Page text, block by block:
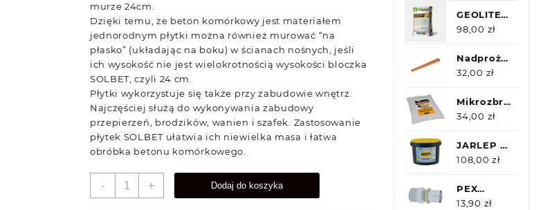
murze 24cm.
Dzięki temu, że beton komórkowy jest materiałem
jednorodnym płytki można również murować “na
płasko” (układając na boku) w ścianach nośnych, jeśli
ich wysokość nie jest wielokrotnością wysokości bloczka
SOLBET, czyli 24 cm.
Płytki wykorzystuje się także przy zabudowie wnętrz.
Najczęściej służą do wykonywania zabudowy
przepierzeń, brodzików, wanien i szafek. Zastosowanie
płytek SOLBET ułatwia ich niewielka masa i łatwa
obróbka betonu komórkowego.
-
ilość
+ Dodaj do koszyka
Połysk
0,8l
GEOLITE
40
25KG
98,00 zł
Nadproże
Porotherm
125cm
32,00 zł
Mikrozbrojenie
0,9kg
34,00 zł
JARLEP G
10L -
do
gruntowania
108,00zł
PEX
DURO
13,90 zł